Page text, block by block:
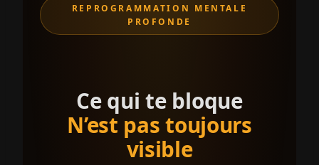
REPROGRAMMATION MENTALE
PROFONDE
Ce qui te bloque
N’est pas toujours
visible